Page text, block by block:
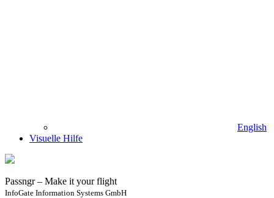
English
Visuelle Hilfe
Passngr – Make it your flight
InfoGate Information Systems GmbH